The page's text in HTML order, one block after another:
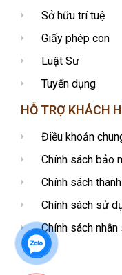
Sở hữu trí tuệ
Giấy phép con
Luật Sư
Tuyển dụng
HỖ TRỢ KHÁCH
Điều khoản
Chính sách bảo
Chính sách
Chính sách sử
Chính sách